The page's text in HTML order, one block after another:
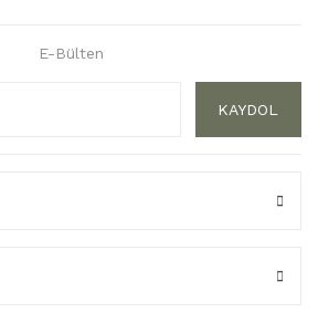
E-Bülten
KAYDOL